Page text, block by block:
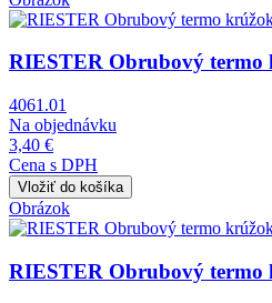
RIESTER Obrubový termo
4061.01
Na objednávku
3,40 €
Cena s DPH
Obrázok
RIESTER Obrubový termo